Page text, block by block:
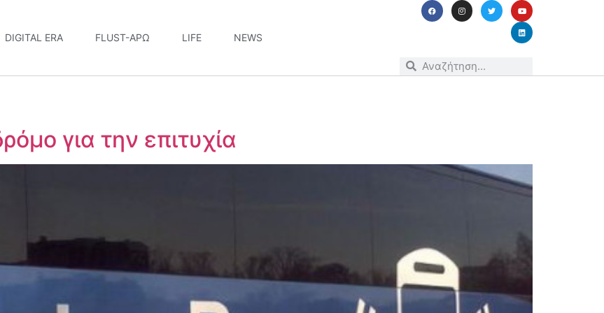
DIGITAL ERA FLUST-ΆΡΩ LIFE NEWS
για την επιτυχία